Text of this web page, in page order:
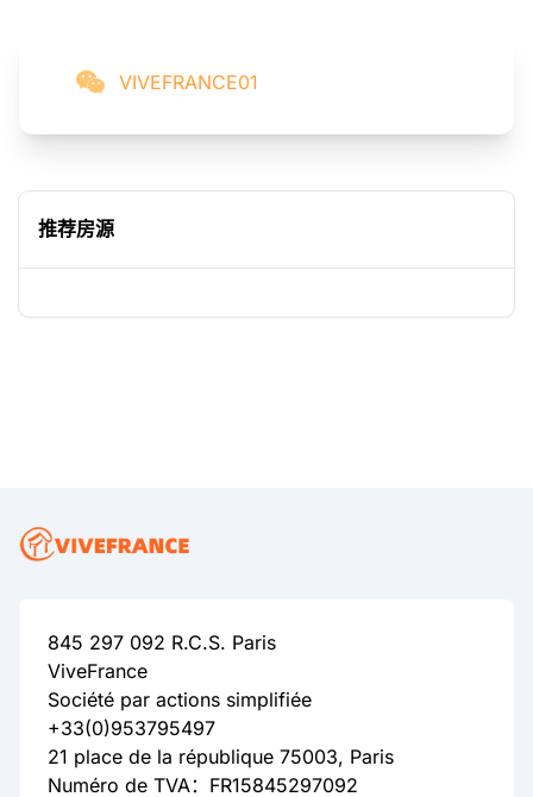
VIVEFRANCE01
推荐房源
845 297 092 R.C.S. Paris
ViveFrance
Société par actions simplifiée
+33(0)953795497
21 place de la république 75003, Paris
Numéro de TVA：FR15845297092